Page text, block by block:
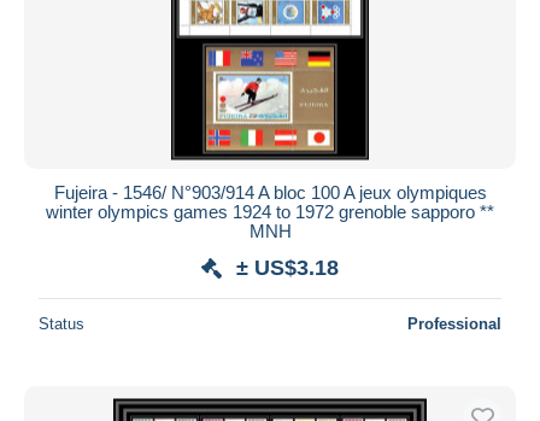
Winter 1924: Chamonix
Auction houses
Closing in hours
From
Fujeira - 1546/ N°903/914 A bloc 100 A jeux olympiques
winter olympics games 1924 to 1972 grenoble sapporo **
MNH
± US$3.18
Status Professional